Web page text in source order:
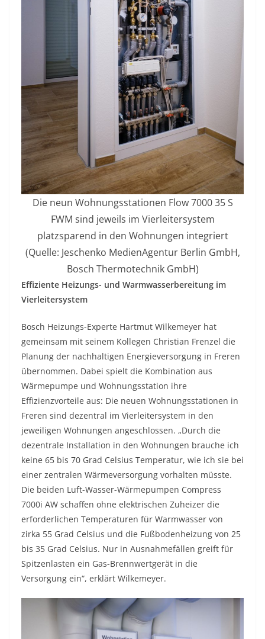
Die neun Wohnungsstationen Flow 7000 35 S
FWM sind jeweils im Vierleitersystem
platzsparend in den Wohnungen integriert
(Quelle: Jeschenko MedienAgentur Berlin GmbH,
Bosch Thermotechnik GmbH)
Effiziente Heizungs- und Warmwasserbereitung im
Vierleitersystem
Bosch Heizungs-Experte Hartmut Wilkemeyer hat
gemeinsam mit seinem Kollegen Christian Frenzel die
Planung der nachhaltigen Energieversorgung in Freren
übernommen. Dabei spielt die Kombination aus
Wärmepumpe und Wohnungsstation ihre
Effizienzvorteile aus: Die neuen Wohnungsstationen in
Freren sind dezentral im Vierleitersystem in den
jeweiligen Wohnungen angeschlossen. „Durch die
dezentrale Installation in den Wohnungen brauche ich
keine 65 bis 70 Grad Celsius Temperatur, wie ich sie bei
einer zentralen Wärmeversorgung vorhalten müsste.
Die beiden Luft-Wasser-Wärmepumpen Compress
7000i AW schaffen ohne elektrischen Zuheizer die
erforderlichen Temperaturen für Warmwasser von
zirka 55 Grad Celsius und die Fußbodenheizung von 25
bis 35 Grad Celsius. Nur in Ausnahmefällen greift für
Spitzenlasten ein Gas-Brennwertgerät in die
Versorgung ein“, erklärt Wilkemeyer.